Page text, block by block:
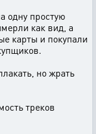
одну простую
как вид, а
карты и покупали
но жрать
треков